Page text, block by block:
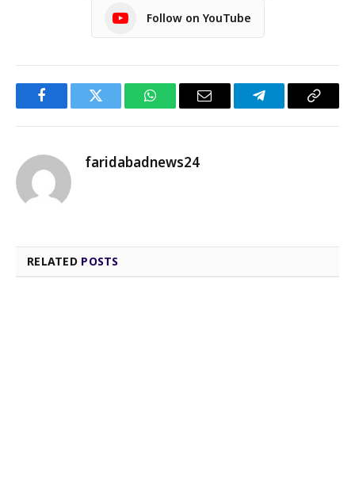
Follow on YouTube
FacebookTwitter WhatsAppEmail TelegramCopy
faridabadnews24
RELATED POSTS